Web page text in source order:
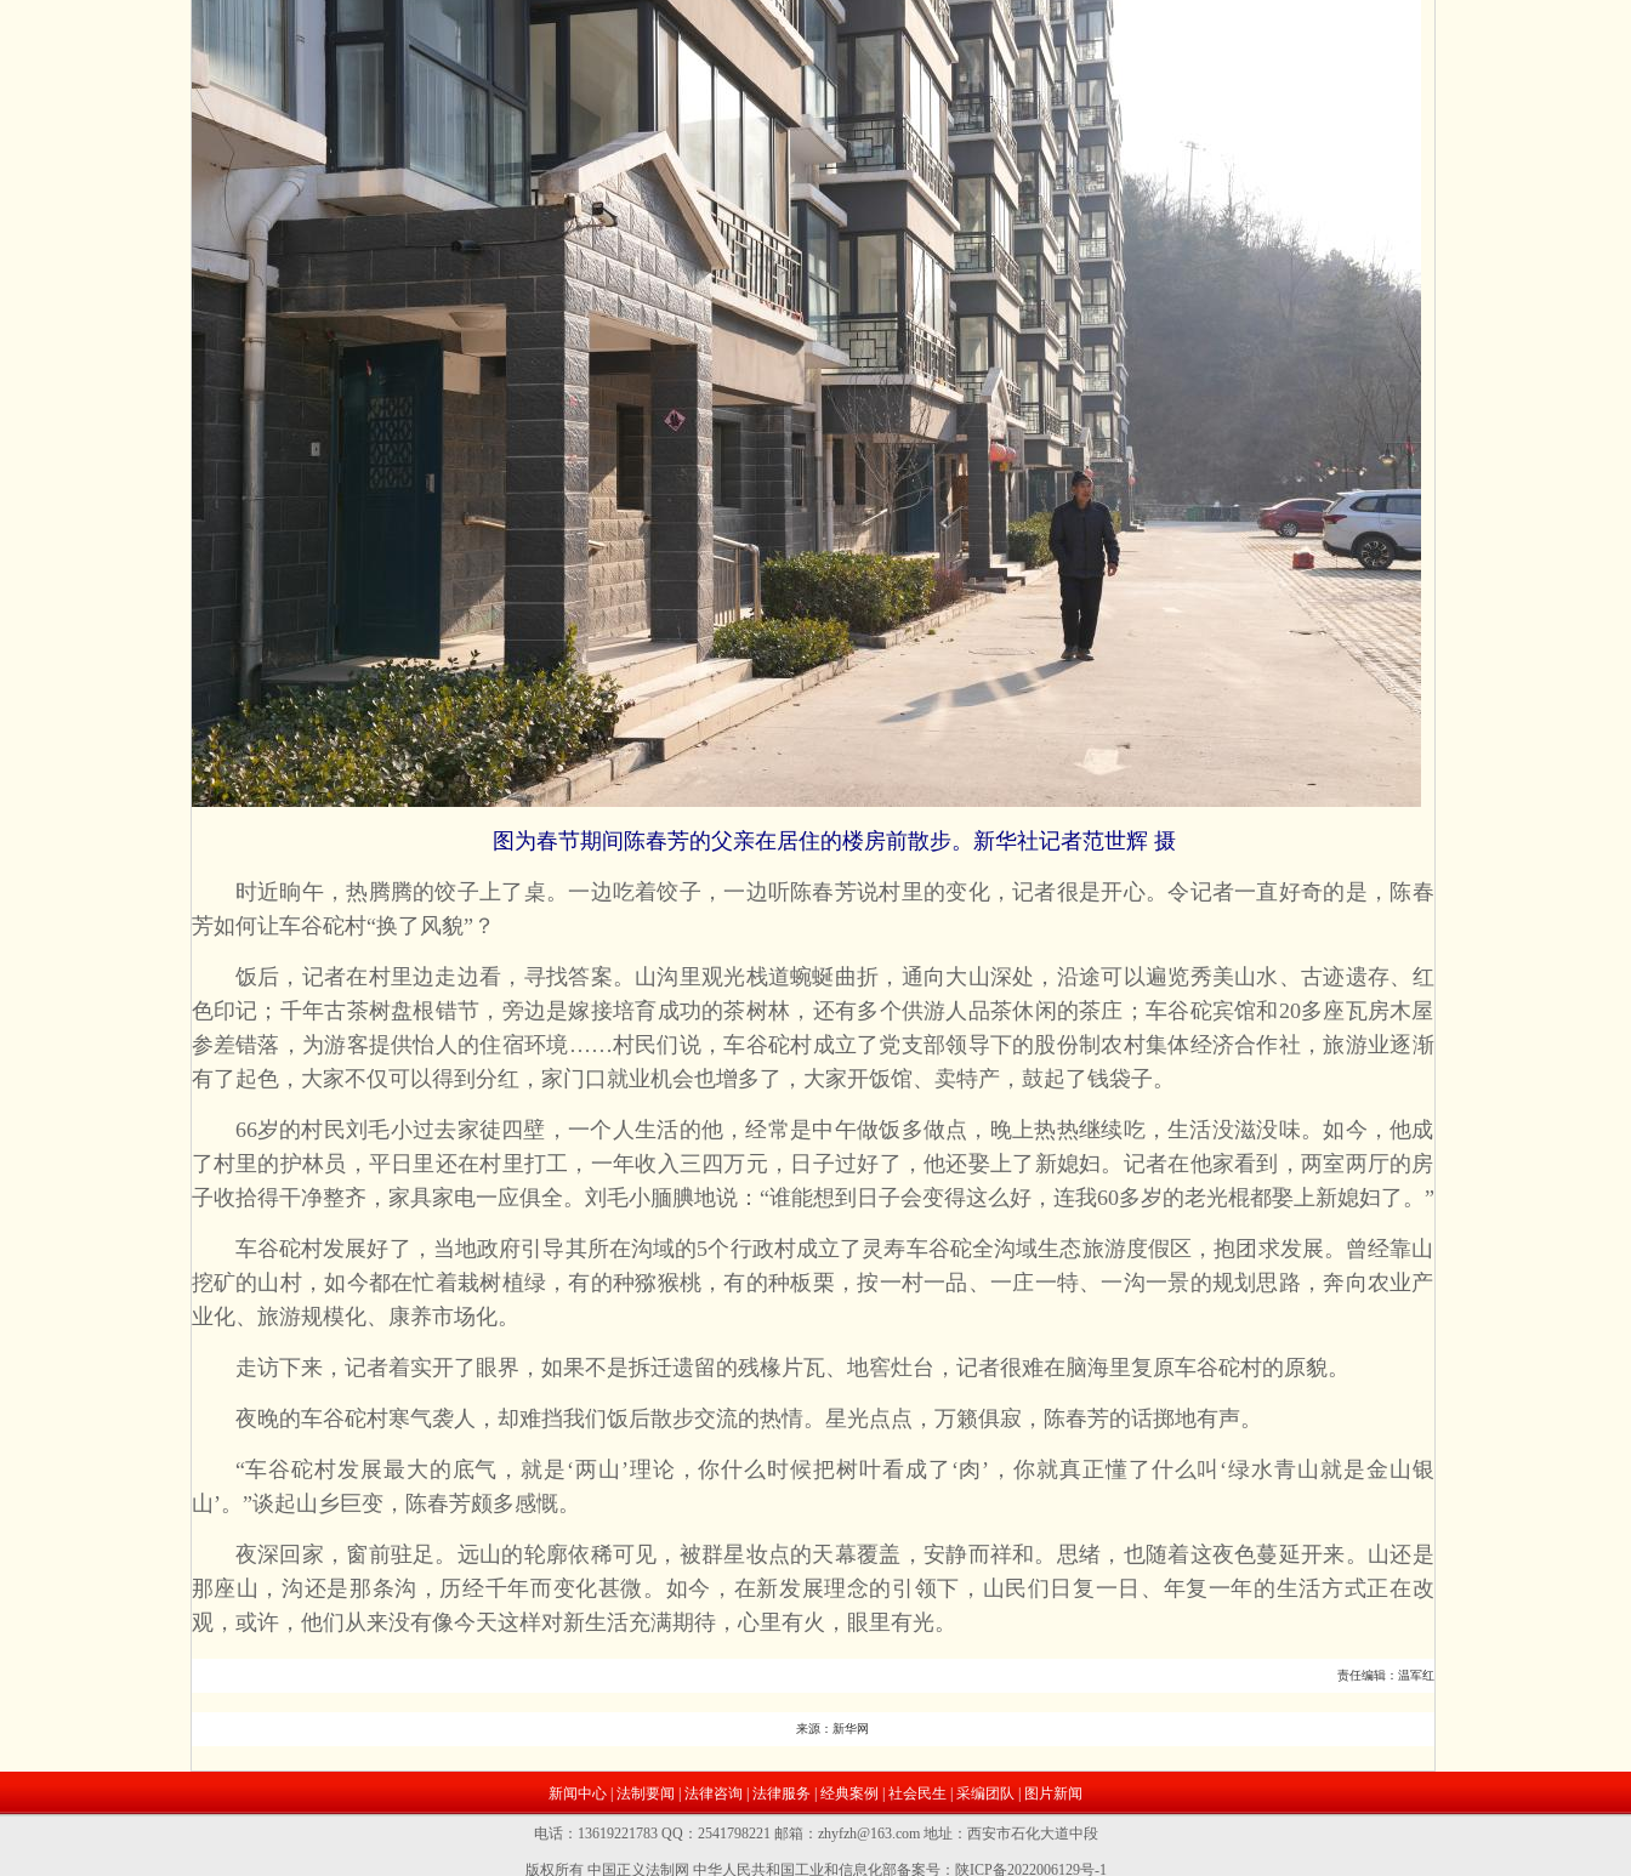
图为春节期间陈春芳的父亲在居住的楼房前散步。新华社记者范世辉 摄
时近晌午，热腾腾的饺子上了桌。一边吃着饺子，一边听陈春芳说村里的变化，记者很是开心。令记者一直好奇的是，陈春
芳如何让车谷砣村“换了风貌”？
饭后，记者在村里边走边看，寻找答案。山沟里观光栈道蜿蜒曲折，通向大山深处，沿途可以遍览秀美山水、古迹遗存、红
色印记；千年古茶树盘根错节，旁边是嫁接培育成功的茶树林，还有多个供游人品茶休闲的茶庄；车谷砣宾馆和20多座瓦房木屋
参差错落，为游客提供怡人的住宿环境……村民们说，车谷砣村成立了党支部领导下的股份制农村集体经济合作社，旅游业逐渐
有了起色，大家不仅可以得到分红，家门口就业机会也增多了，大家开饭馆、卖特产，鼓起了钱袋子。
66岁的村民刘毛小过去家徒四壁，一个人生活的他，经常是中午做饭多做点，晚上热热继续吃，生活没滋没味。如今，他成
了村里的护林员，平日里还在村里打工，一年收入三四万元，日子过好了，他还娶上了新媳妇。记者在他家看到，两室两厅的房
子收拾得干净整齐，家具家电一应俱全。刘毛小腼腆地说：“谁能想到日子会变得这么好，连我60多岁的老光棍都娶上新媳妇了。”
车谷砣村发展好了，当地政府引导其所在沟域的5个行政村成立了灵寿车谷砣全沟域生态旅游度假区，抱团求发展。曾经靠山
挖矿的山村，如今都在忙着栽树植绿，有的种猕猴桃，有的种板栗，按一村一品、一庄一特、一沟一景的规划思路，奔向农业产
业化、旅游规模化、康养市场化。
走访下来，记者着实开了眼界，如果不是拆迁遗留的残椽片瓦、地窖灶台，记者很难在脑海里复原车谷砣村的原貌。
夜晚的车谷砣村寒气袭人，却难挡我们饭后散步交流的热情。星光点点，万籁俱寂，陈春芳的话掷地有声。
“车谷砣村发展最大的底气，就是‘两山’理论，你什么时候把树叶看成了‘肉’，你就真正懂了什么叫‘绿水青山就是金山银
山’。”谈起山乡巨变，陈春芳颇多感慨。
夜深回家，窗前驻足。远山的轮廓依稀可见，被群星妆点的天幕覆盖，安静而祥和。思绪，也随着这夜色蔓延开来。山还是
那座山，沟还是那条沟，历经千年而变化甚微。如今，在新发展理念的引领下，山民们日复一日、年复一年的生活方式正在改
观，或许，他们从来没有像今天这样对新生活充满期待，心里有火，眼里有光。
责任编辑：温军红
来源： 新华网
新闻中心 法制要闻 法律咨询 法律服务 经典案例 社会民生 采编团队 图片新闻
电话：13619221783 QQ：2541798221 邮箱：zhyfzh@163.com 地址：西安市石化大道中段
版权所有 中国正义法制网 中华人民共和国工业和信息化部备案号：陕ICP备2022006129号-1